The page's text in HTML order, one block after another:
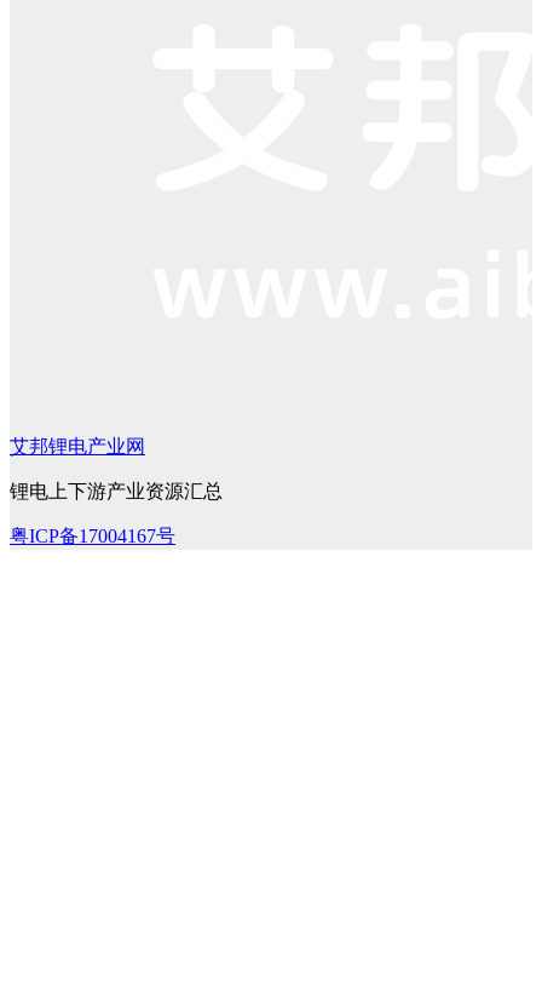
艾邦锂电产业网
锂电上下游产业资源汇总
粤ICP备17004167号